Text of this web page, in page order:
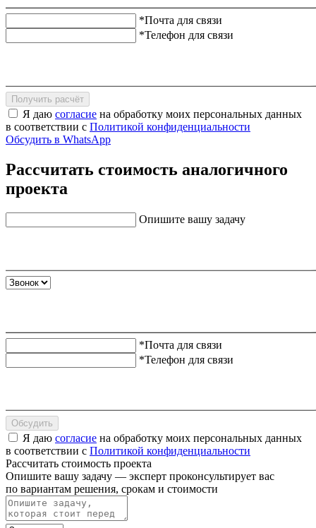
*Почта для связи
*Телефон для связи
Получить расчёт
Я даю согласие на обработку моих персональных данных
в соответствии с Политикой конфиденциальности
Обсудить в WhatsApp
Рассчитать стоимость аналогичного
проекта
Опишите вашу задачу
*Почта для связи
*Телефон для связи
Обсудить
Я даю согласие на обработку моих персональных данных
в соответствии с Политикой конфиденциальности
Рассчитать стоимость проекта
Опишите вашу задачу — эксперт проконсультирует вас
по вариантам решения, срокам и стоимости